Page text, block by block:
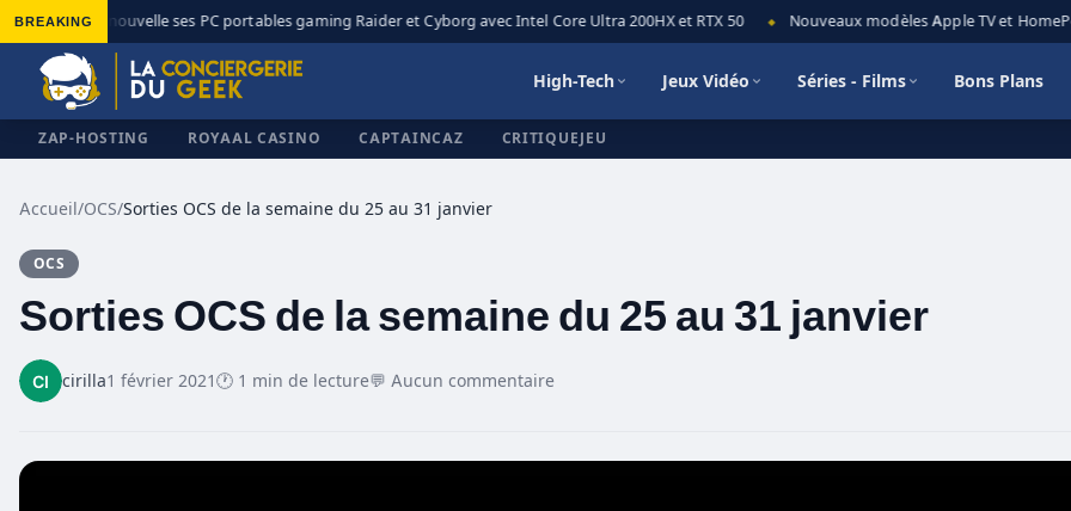
BREAKING
◆ MSI renouvelle ses PC portables gaming Raider et Cyborg avec Intel Core Ultra 200HX et RTX 50 Nouveaux modèles Apple TV et
High-Tech Jeux Vidéo Séries - Films Bons Plans
ZAP-HOSTING ROYAAL CASINO CAPTAINCAZ CRITIQUEJEU
Accueil/OCS/Sorties OCS de la semaine du 25 au 31 janvier
OCS
Sorties OCS de la semaine du 25 au 31 janvier
cirilla1 février 2021🕐 1 min de lecture💬 Aucun commentaire